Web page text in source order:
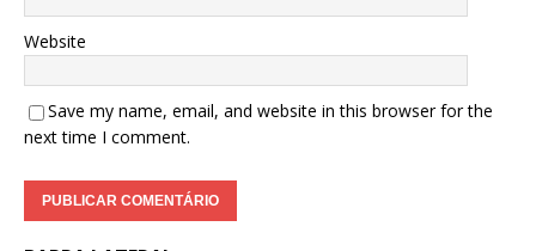
Website
Save my name, email, and website in this browser for the
next time I comment.